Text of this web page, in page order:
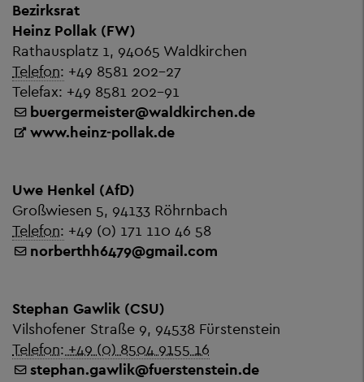
Bezirksrat
Heinz Pollak (FW)
Rathausplatz 1, 94065 Waldkirchen
Telefon: +49 8581 202-27
Telefax: +49 8581 202-91
buergermeister@waldkirchen.de
www.heinz-pollak.de
Uwe Henkel (AfD)
Großwiesen 5, 94133 Röhrnbach
Telefon: +49 (0) 171 110 46 58
norberthh6479@gmail.com
Stephan Gawlik (CSU)
Vilshofener Straße 9, 94538 Fürstenstein
Telefon: +49 (0) 8504 9155 16
stephan.gawlik@fuerstenstein.de